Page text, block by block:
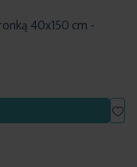
40x150 cm -